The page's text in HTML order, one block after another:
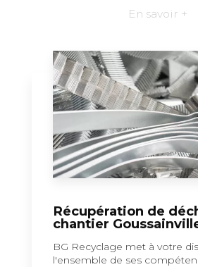
En savoir +
Récupération de
chantier
BG Recyclage met à votre
l'ensemble de ses